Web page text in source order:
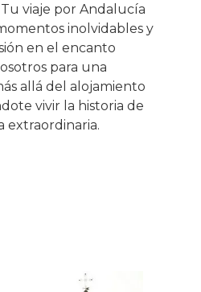
viaje por Andalucía
inolvidables y
en el encanto
para una
allá del alojamiento
vivir la historia de
extraordinaria.